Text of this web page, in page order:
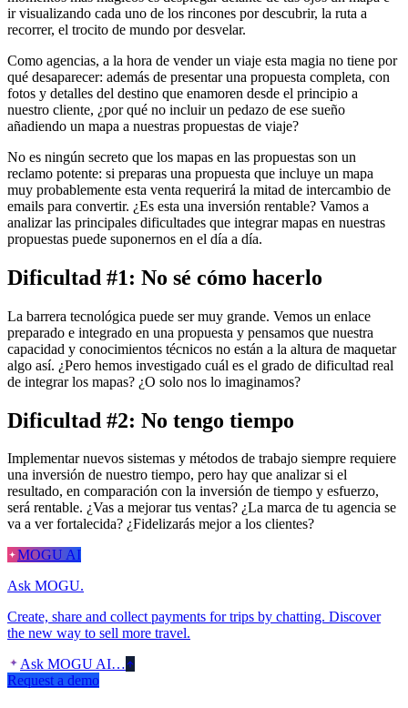
ir visualizando cada uno de los rincones por descubrir, la ruta a
recorrer, el trocito de mundo por desvelar.
Como agencias, a la hora de vender un viaje esta magia no tiene por
qué desaparecer: además de presentar una propuesta completa, con
fotos y detalles del destino que enamoren desde el principio a
nuestro cliente, ¿por qué no incluir un pedazo de ese sueño
añadiendo un mapa a nuestras propuestas de viaje?
No es ningún secreto que los mapas en las propuestas son un
reclamo potente: si preparas una propuesta que incluye un mapa
muy probablemente esta venta requerirá la mitad de intercambio de
emails para convertir. ¿Es esta una inversión rentable? Vamos a
analizar las principales dificultades que integrar mapas en nuestras
propuestas puede suponernos en el día a día.
Dificultad #1: No sé cómo hacerlo
La barrera tecnológica puede ser muy grande. Vemos un enlace
preparado e integrado en una propuesta y pensamos que nuestra
capacidad y conocimientos técnicos no están a la altura de maquetar
algo así. ¿Pero hemos investigado cuál es el grado de dificultad real
de integrar los mapas? ¿O solo nos lo imaginamos?
Dificultad #2: No tengo tiempo
Implementar nuevos sistemas y métodos de trabajo siempre requiere
una inversión de nuestro tiempo, pero hay que analizar si el
resultado, en comparación con la inversión de tiempo y esfuerzo,
será rentable. ¿Vas a mejorar tus ventas? ¿La marca de tu agencia se
va a ver fortalecida? ¿Fidelizarás mejor a los clientes?
MOGU AI
Ask MOGU.
Create, share and collect payments for trips by chatting. Discover
the new way to sell more travel.
Ask MOGU AI…
Request a demo